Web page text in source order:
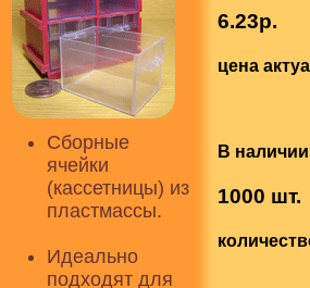
Сборные
ячейки
(кассетницы) из
пластмассы.
Идеально
подходят для
6.23р.
цена
В
1000 шт.